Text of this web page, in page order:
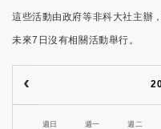
這些活動由政府等非科大社主辦
未來7日沒有相關活動舉行。
週日 週一 週二